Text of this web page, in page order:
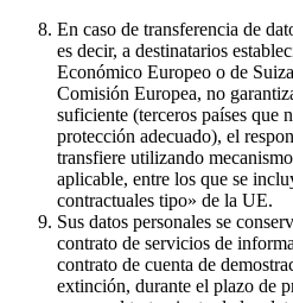
En caso de transferencia de
es decir, a destinatarios
Económico Europeo o de
Comisión Europea, no
suficiente (terceros países que
protección adecuado), el
transfiere utilizando
aplicable, entre los que se
contractuales tipo» de la UE.
Sus datos personales se
contrato de servicios de
contrato de cuenta de
extinción, durante el plazo de